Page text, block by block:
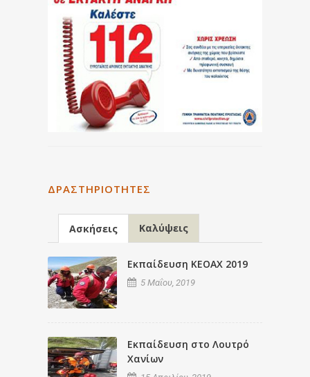
ΔΡΑΣΤΗΡΙΌΤΗΤΕΣ
Ασκήσεις Καλύψεις
Εκπαίδευση ΚΕΟΑΧ 2019
5 Μαΐου, 2019
Εκπαίδευση στο Λουτρό
Χανίων